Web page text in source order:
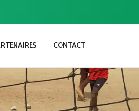
CONTACT